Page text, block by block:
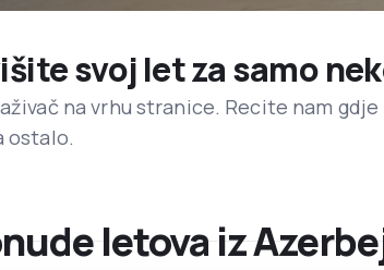
svoj let za samo
na vrhu stranice. Recite nam
ostalo.
letova iz